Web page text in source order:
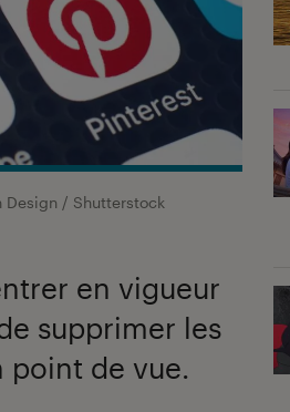
Design / Shutterstock
en vigueur
supprimer les
point de vue.